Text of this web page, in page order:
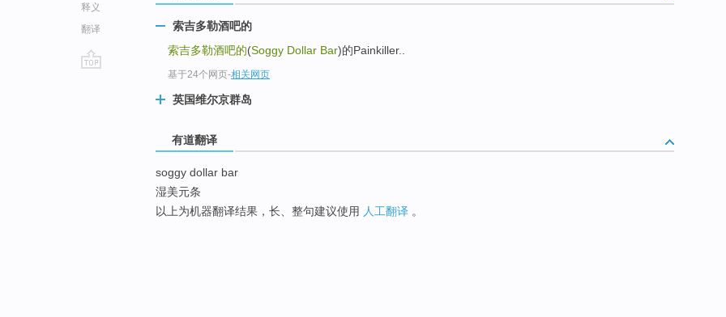
释义
翻译
索吉多勒酒吧的
索吉多勒酒吧的(Soggy Dollar Bar)的Painkiller..
基于24个网页-相关网页
英国维尔京群岛
有道翻译
soggy dollar bar
湿美元条
以上为机器翻译结果，长、整句建议使用 人工翻译 。